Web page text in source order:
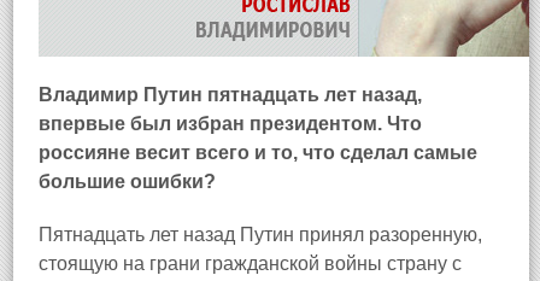
Владимир Путин пятнадцать лет назад,
впервые был избран президентом. Что
россияне весит всего и то, что сделал самые
большие ошибки?
Пятнадцать лет назад Путин принял разоренную,
стоящую на грани гражданской войны страну с